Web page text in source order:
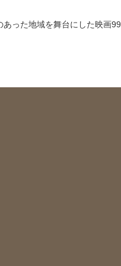
あった地域を舞台にした映画99